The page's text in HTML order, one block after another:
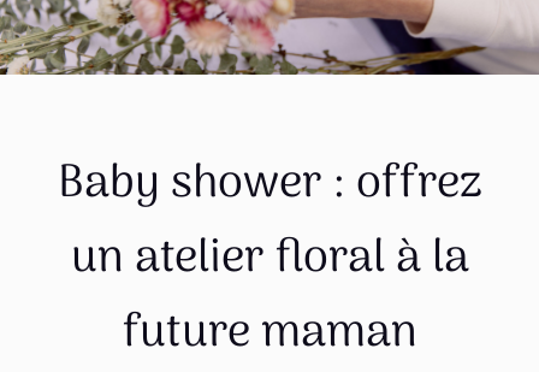
Baby shower : offrez
un atelier floral à la
future maman